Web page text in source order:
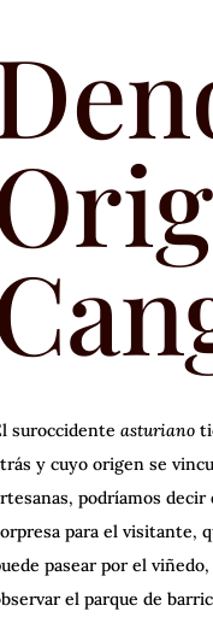
suroccidente asturiano
y cuyo origen se
podríamos
para el visitante,
pasear por el
el parque de